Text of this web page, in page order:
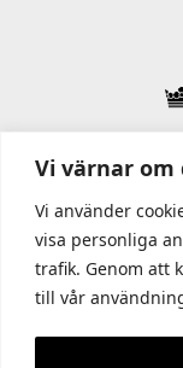
Vi värnar
Vi använder
visa personliga
trafik. Genom att
till vår
I